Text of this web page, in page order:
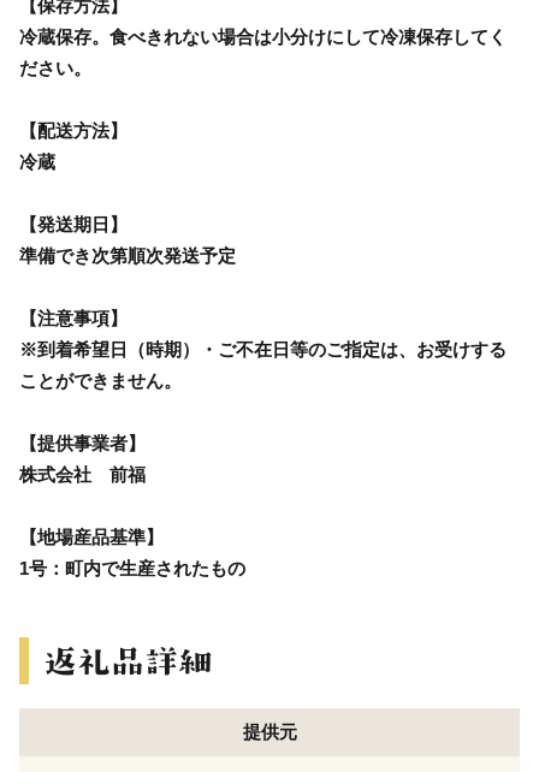
【保存方法】
冷蔵保存。食べきれない場合は小分けにして冷凍保存してく
ださい。
【配送方法】
冷蔵
【発送期日】
準備でき次第順次発送予定
【注意事項】
※到着希望日（時期）・ご不在日等のご指定は、お受けする
ことができません。
【提供事業者】
株式会社 前福
【地場産品基準】
1号：町内で生産されたもの
提供元